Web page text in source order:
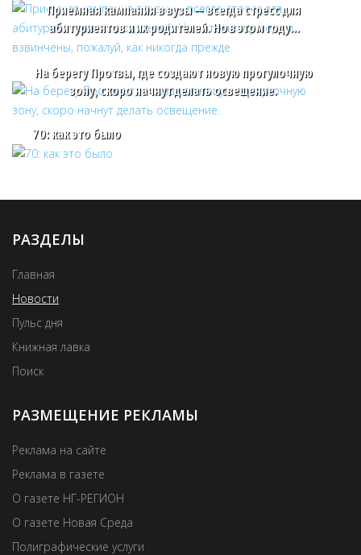
Приемная кампания в вузы — всегда стресс для
абитуриентов и их родителей. Но в этом году…
На берегу Протвы, где создают новую прогулочную
зону, скоро начнут делать освещение.
70: как это было
РАЗДЕЛЫ
Главная
Новости
Пульс дня
Книжная лавка
Поиск
РАЗМЕЩЕНИЕ РЕКЛАМЫ
Реклама на сайте
Реклама в газете
О газете НГ-РЕГИОН
О газете Новая Среда
Полиграфические услуги